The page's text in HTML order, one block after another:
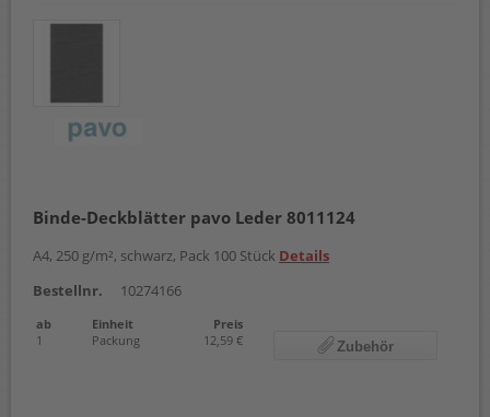
Binde-Deckblätter pavo Leder 8011124
A4, 250 g/m², schwarz, Pack 100 Stück Details
Bestellnr.
10274166
ab Einheit
Preis
1
Packung 12,59 € Zubehör